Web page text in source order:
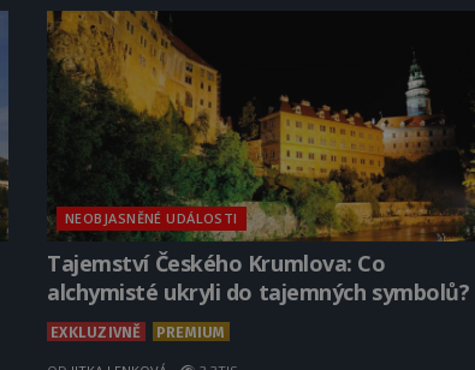
NEOBJASNĚNÉ UDÁLOSTI
Tajemství Českého Krumlova: Co
alchymisté ukryli do tajemných symbolů?
EXKLUZIVNĚ PREMIUM